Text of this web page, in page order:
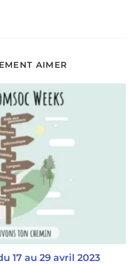
AIMER
17 au 29 avril 2023